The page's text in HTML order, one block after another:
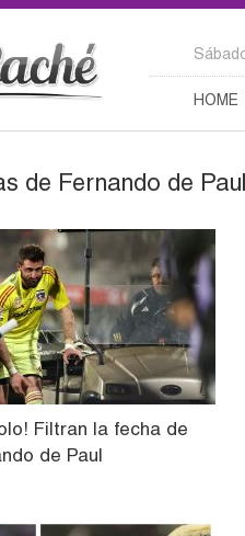
HOME
de Fernando de Paul
Filtran la fecha de
de Paul